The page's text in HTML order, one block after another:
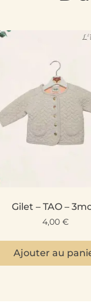
Gilet – TAO –
4,00 €
Ajouter au